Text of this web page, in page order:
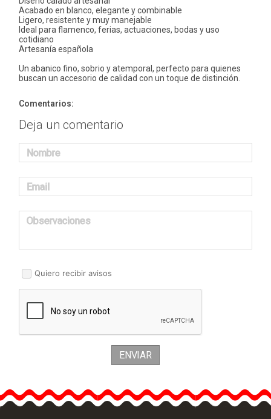
Acabado en blanco, elegante y combinable
Ligero, resistente y muy manejable
Ideal para flamenco, ferias, actuaciones, bodas y uso
cotidiano
Artesanía española
Un abanico fino, sobrio y atemporal, perfecto para quienes
buscan un accesorio de calidad con un toque de distinción.
Comentarios:
Deja un comentario
Nombre
Email
Observaciones
Quiero recibir avisos
ENVIAR